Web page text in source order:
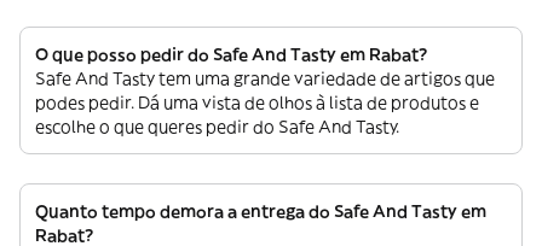
O que posso pedir do Safe And Tasty em Rabat?
Safe And Tasty tem uma grande variedade de artigos que
podes pedir. Dá uma vista de olhos à lista de produtos e
escolhe o que queres pedir do Safe And Tasty.
Quanto tempo demora a entrega do Safe And Tasty em
Rabat?